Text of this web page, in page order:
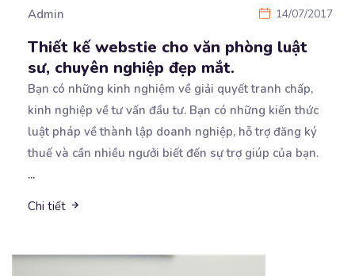
Admin 14/07/2017
Thiết kế webstie cho văn phòng luật
sư, chuyên nghiệp đẹp mắt.
Bạn có những kinh nghiệm về giải quyết tranh chấp,
kinh nghiệp về tư vấn đầu tư. Bạn có những kiến thức
luật pháp về thành lập doanh nghiệp, hỗ trợ đăng ký
thuế và cần nhiều ngưởi biết đến sự trợ giúp của bạn.
...
Chi tiết